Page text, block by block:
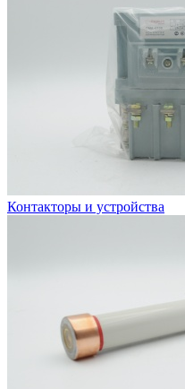
Контакторы и устройства